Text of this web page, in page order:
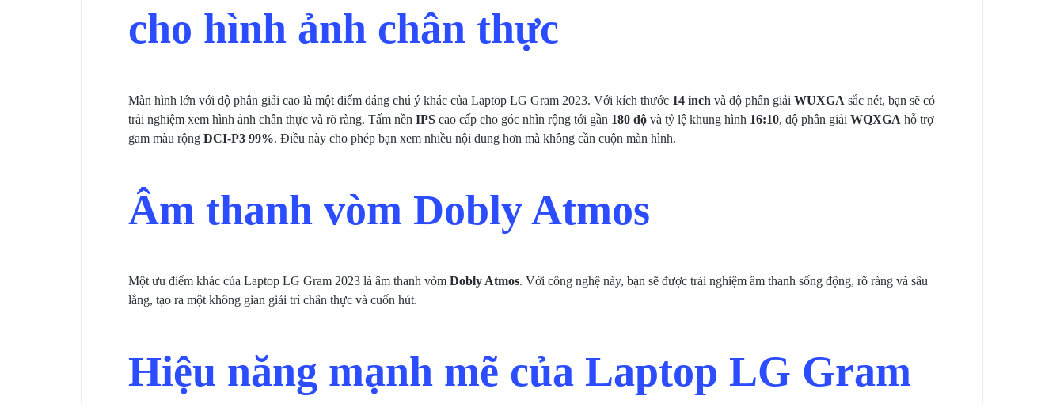
cho hình ảnh chân thực
Màn hình lớn với độ phân giải cao là một điểm đáng chú ý khác của Laptop LG Gram 2023. Với kích thước 14 inch và độ phân giải WUXGA sắc nét, bạn sẽ có
trải nghiệm xem hình ảnh chân thực và rõ ràng. Tấm nền IPS cao cấp cho góc nhìn rộng tới gần 180 độ và tỷ lệ khung hình 16:10, độ phân giải WQXGA hỗ trợ
gam màu rộng DCI-P3 99%. Điều này cho phép bạn xem nhiều nội dung hơn mà không cần cuộn màn hình.
Âm thanh vòm Dobly Atmos
Một ưu điểm khác của Laptop LG Gram 2023 là âm thanh vòm Dobly Atmos. Với công nghệ này, bạn sẽ được trải nghiệm âm thanh sống động, rõ ràng và sâu
lắng, tạo ra một không gian giải trí chân thực và cuốn hút.
Hiệu năng mạnh mẽ của Laptop LG Gram